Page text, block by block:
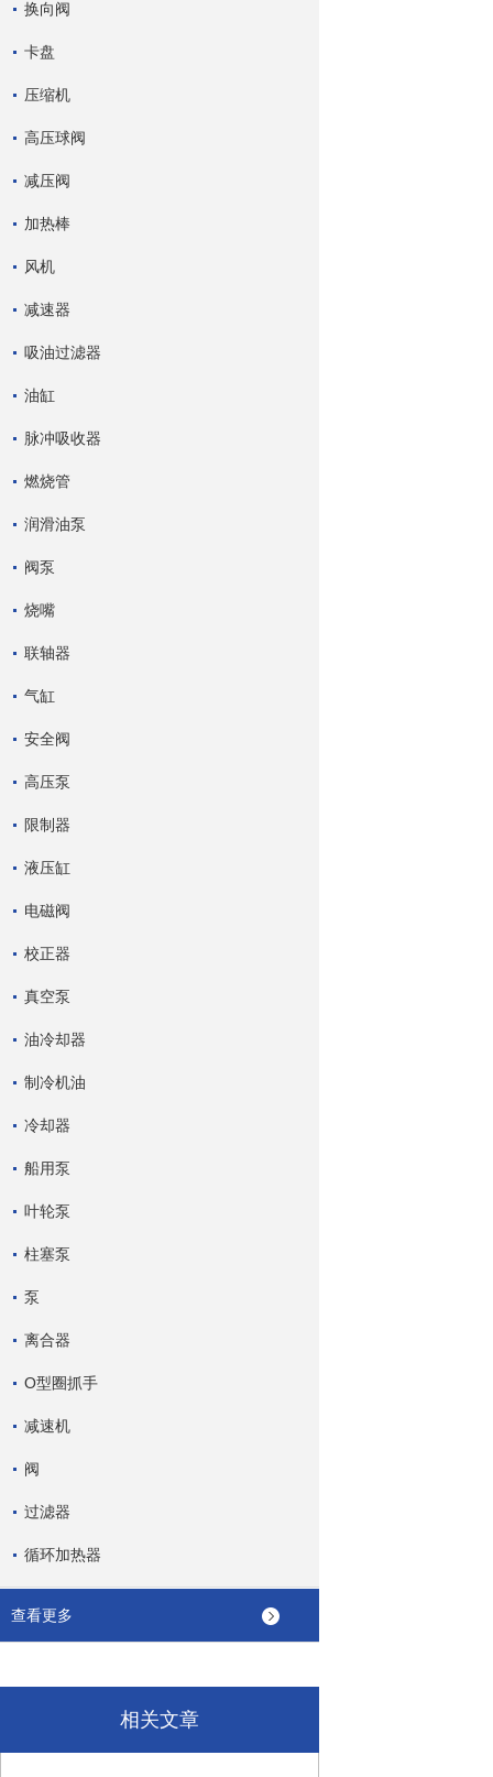
换向阀
卡盘
压缩机
高压球阀
减压阀
加热棒
风机
减速器
吸油过滤器
油缸
脉冲吸收器
燃烧管
润滑油泵
阀泵
烧嘴
联轴器
气缸
安全阀
高压泵
限制器
液压缸
电磁阀
校正器
真空泵
油冷却器
制冷机油
冷却器
船用泵
叶轮泵
柱塞泵
泵
离合器
O型圈抓手
减速机
阀
过滤器
循环加热器
查看更多
相关文章